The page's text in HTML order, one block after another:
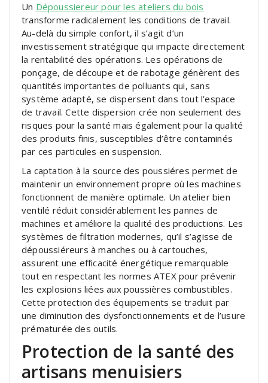
Un Dépoussiereur pour les ateliers du bois
transforme radicalement les conditions de travail.
Au-delà du simple confort, il s’agit d’un
investissement stratégique qui impacte directement
la rentabilité des opérations. Les opérations de
ponçage, de découpe et de rabotage génèrent des
quantités importantes de polluants qui, sans
système adapté, se dispersent dans tout l’espace
de travail. Cette dispersion crée non seulement des
risques pour la santé mais également pour la qualité
des produits finis, susceptibles d’être contaminés
par ces particules en suspension.
La captation à la source des poussiéres permet de
maintenir un environnement propre où les machines
fonctionnent de manière optimale. Un atelier bien
ventilé réduit considérablement les pannes de
machines et améliore la qualité des productions. Les
systèmes de filtration modernes, qu’il s’agisse de
dépoussiéreurs à manches ou à cartouches,
assurent une efficacité énergétique remarquable
tout en respectant les normes ATEX pour prévenir
les explosions liées aux poussières combustibles.
Cette protection des équipements se traduit par
une diminution des dysfonctionnements et de l’usure
prématurée des outils.
Protection de la santé des
artisans menuisiers